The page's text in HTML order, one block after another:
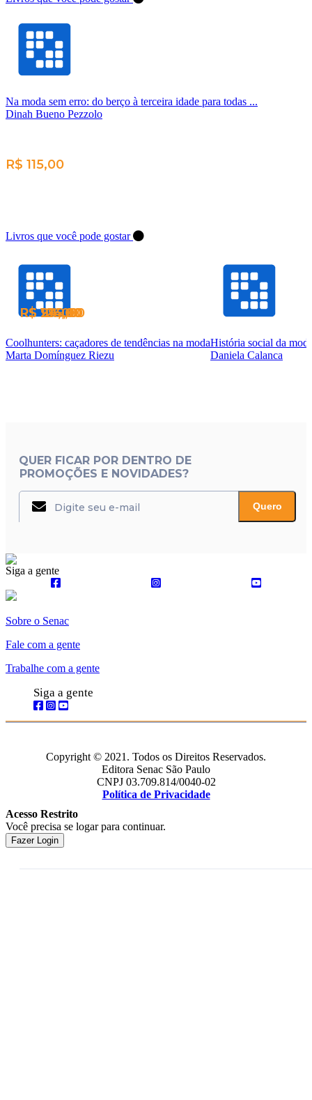
Na moda sem erro: do berço à terceira idade para todas ...
Dinah Bueno Pezzolo
R$ 115,00
Livros que você pode gostar
Coolhunters: caçadores de tendências na moda
Marta Domínguez Riezu
R$ 94,00
História social da
Daniela Calanca
R$ 126,00
R$ 104,00
R$ 299,00
QUER FICAR POR DENTRO DE
PROMOÇÕES E NOVIDADES?
Quero
Siga a gente
Sobre o Senac
Fale com a gente
Trabalhe com a gente
Siga a gente
Copyright © 2021. Todos os Direitos Reservados.
Editora Senac São Paulo
CNPJ 03.709.814/0040-02
Política de Privacidade
Acesso Restrito
Você precisa se logar para continuar.
Fazer Login